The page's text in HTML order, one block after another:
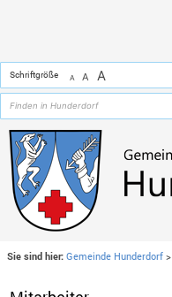
Schriftgröße A A A
Sie sind hier: Gemeinde Hunderdorf >